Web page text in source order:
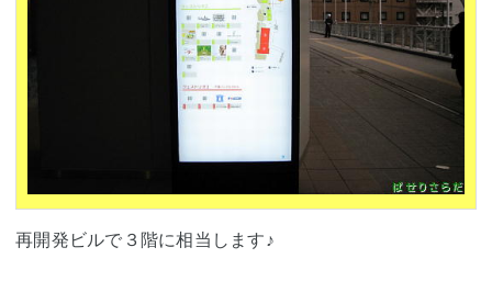
再開発ビルで３階に相当します♪